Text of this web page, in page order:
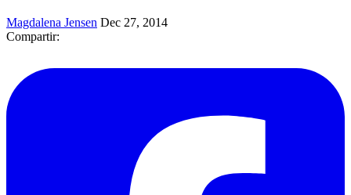
Magdalena Jensen Dec 27, 2014
Compartir: